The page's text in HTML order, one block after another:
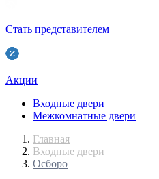
Стать представителем
Акции
Входные двери
Межкомнатные двери
Главная
Входные двери
Осборо